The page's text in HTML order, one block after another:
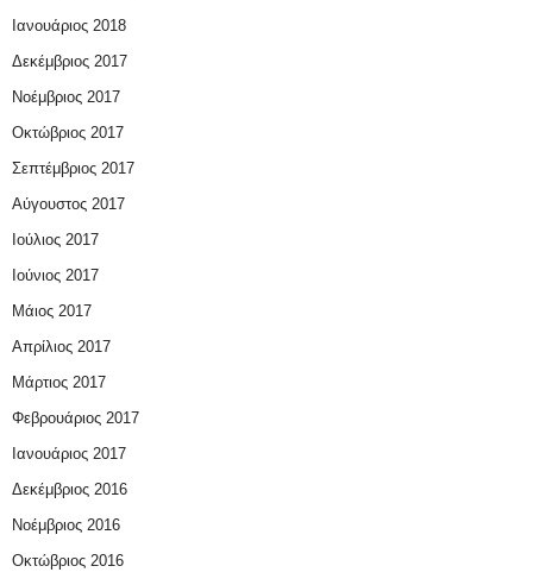
Ιανουάριος 2018
Δεκέμβριος 2017
Νοέμβριος 2017
Οκτώβριος 2017
Σεπτέμβριος 2017
Αύγουστος 2017
Ιούλιος 2017
Ιούνιος 2017
Μάιος 2017
Απρίλιος 2017
Μάρτιος 2017
Φεβρουάριος 2017
Ιανουάριος 2017
Δεκέμβριος 2016
Νοέμβριος 2016
Οκτώβριος 2016